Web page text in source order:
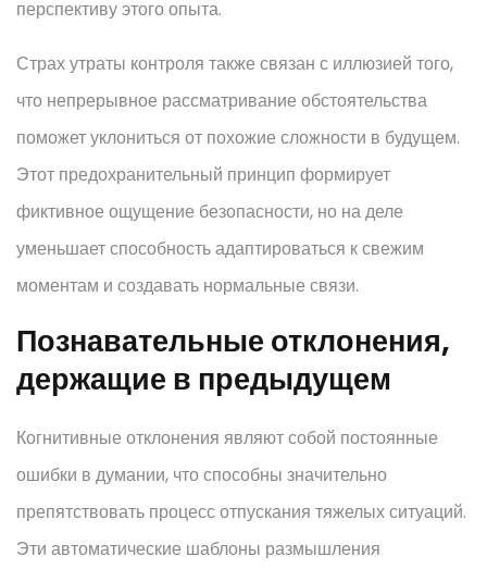
перспективу этого опыта.
Страх утраты контроля также связан с иллюзией того,
что непрерывное рассматривание обстоятельства
поможет уклониться от похожие сложности в будущем.
Этот предохранительный принцип формирует
фиктивное ощущение безопасности, но на деле
уменьшает способность адаптироваться к свежим
моментам и создавать нормальные связи.
Познавательные отклонения,
держащие в предыдущем
Когнитивные отклонения являют собой постоянные
ошибки в думании, что способны значительно
препятствовать процесс отпускания тяжелых ситуаций.
Эти автоматические шаблоны размышления